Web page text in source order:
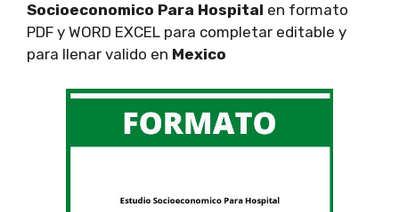
Socioeconomico Para Hospital en formato
PDF y WORD EXCEL para completar editable y
para llenar valido en Mexico